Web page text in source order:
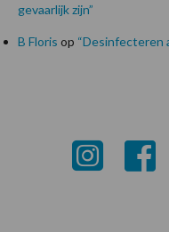
gevaarlijk zijn”
B Floris op “Desinfecteren